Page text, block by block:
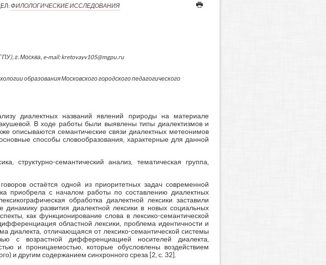
ФИЛОЛОГИЧЕСКИЕ ИССЛЕДОВАНИЯ
г. Москва, e-mail: kretovayv105@mgpu.ru
образования Московского городского педагогического
диалектных названий явлений природы на материале
В ходе работы были выявлены типы диалектизмов и
описываются семантические связи диалектных метеонимов
способы словообразования, характерные для данной
структурно-семантический анализ, тематическая группа,
остаётся одной из приоритетных задач современной
приобрела с началом работы по составлению диалектных
обработка диалектной лексики заставили
динамику развития диалектной лексики в новых социальных
как функционирование слова в лексико-семантической
областной лексики, проблема идентичности и
диалекта, отличающаяся от лексико-семантической системы
с возрастной дифференциацией носителей диалекта,
и проницаемостью, которые обусловлены воздействием
и другим содержанием синхронного среза [2, с. 32].